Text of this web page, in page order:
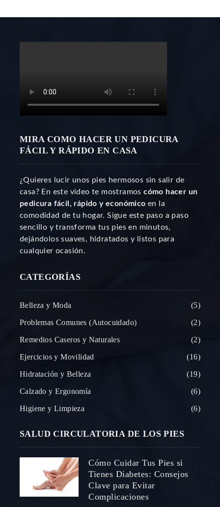
MIRA COMO HACER UN PEDICURA
FÁCIL Y RÁPIDO EN CASA
¿Quieres lucir unos pies hermosos sin salir de
casa? En este video te mostramoscómo hacer un
pedicura fácil, rápido y económico en la
comodidad de tu hogar. Sigue este paso a paso
sencillo y transforma tus pies en minutos,
dejándolos suaves, hidratados y listos para
cualquier ocasión.
CATEGORÍAS
Belleza y Moda 5
Problemas Comunes (Autocuidado) 2
Remedios Caseros y Naturales 2
Ejercicios y Movilidad 16
Hidratación y Belleza 19
Calzado y Ergonomía 6
Higiene y Limpieza 6
SALUD CIRCULATORIA DE LOS PIES
Cómo Cuidar Tus Pies si
Tienes Diabetes: Consejos
Clave para Evitar
Complicaciones